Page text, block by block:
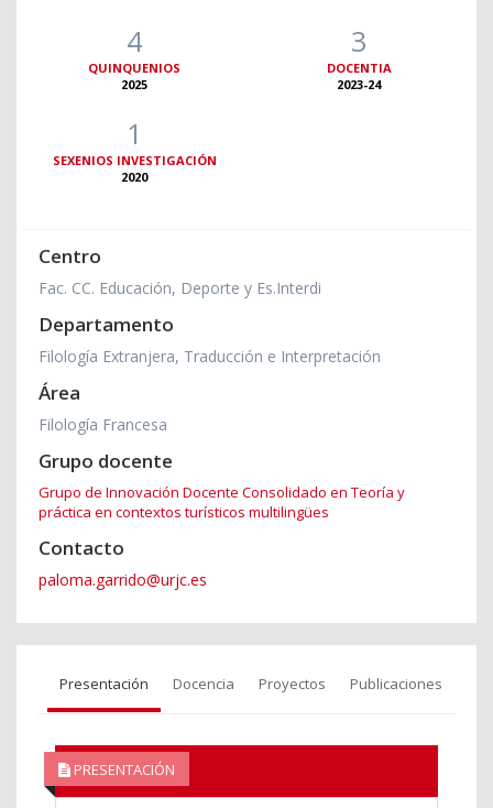
4
QUINQUENIOS
2025
3
DOCENTIA
2023-24
1
SEXENIOS INVESTIGACIÓN
2020
Centro
Fac. CC. Educación, Deporte y Es.Interdi
Departamento
Filología Extranjera, Traducción e Interpretación
Área
Filología Francesa
Grupo docente
Grupo de Innovación Docente Consolidado en Teoría y
práctica en contextos turísticos multilingües
Contacto
paloma.garrido@urjc.es
Presentación Docencia Proyectos Publicaciones
PRESENTACIÓN